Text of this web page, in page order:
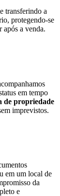
transferindo a
protegendo-se
após a venda.
em tempo
de propriedade
imprevistos.
em um local de
da
e